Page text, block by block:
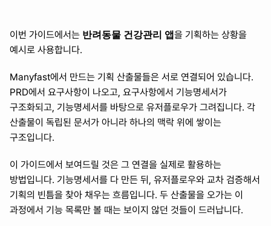
이번 가이드에서는 반려동물 건강관리 앱을 기획하는 상황을
예시로 사용합니다.
Manyfast에서 만드는 기획 산출물들은 서로 연결되어 있습니다.
PRD에서 요구사항이 나오고, 요구사항에서 기능명세서가
구조화되고, 기능명세서를 바탕으로 유저플로우가 그려집니다. 각
산출물이 독립된 문서가 아니라 하나의 맥락 위에 쌓이는
구조입니다.
이 가이드에서 보여드릴 것은 그 연결을 실제로 활용하는
방법입니다. 기능명세서를 다 만든 뒤, 유저플로우와 교차 검증해서
기획의 빈틈을 찾아 채우는 흐름입니다. 두 산출물을 오가는 이
과정에서 기능 목록만 볼 때는 보이지 않던 것들이 드러납니다.